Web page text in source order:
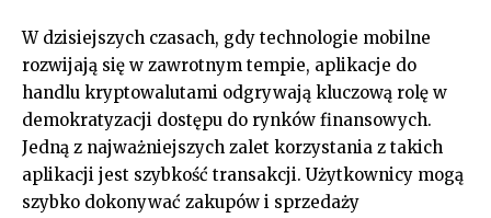
W dzisiejszych czasach, gdy technologie mobilne
rozwijają się w zawrotnym tempie, aplikacje do
handlu kryptowalutami odgrywają kluczową rolę w
demokratyzacji dostępu do rynków finansowych.
Jedną z najważniejszych zalet korzystania z takich
aplikacji jest szybkość transakcji. Użytkownicy mogą
szybko dokonywać zakupów i sprzedaży